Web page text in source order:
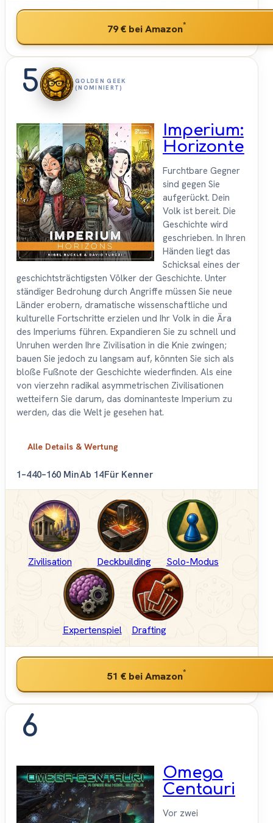
79 € bei Amazon*
5
GOLDEN GEEK
(NOMINIERT)
Imperium:
Horizonte
Furchtbare Gegner
sind gegen Sie
aufgerückt. Dein
Volk ist bereit. Die
Geschichte wird
geschrieben. In Ihren
Händen liegt das
Schicksal eines der
geschichtsträchtigsten Völker der Geschichte. Unter
ständiger Bedrohung durch Angriffe müssen Sie neue
Länder erobern, dramatische wissenschaftliche und
kulturelle Fortschritte erzielen und Ihr Volk in die Ära
des Imperiums führen. Expandieren Sie zu schnell und
Unruhen werden Ihre Zivilisation in die Knie zwingen;
bauen Sie jedoch zu langsam auf, könnten Sie sich als
bloße Fußnote der Geschichte wiederfinden. Als eine
von vierzehn radikal asymmetrischen Zivilisationen
wetteifern Sie darum, das dominanteste Imperium zu
werden, das die Welt je gesehen hat.
Alle Details & Wertung
1–440–160 MinAb 14Für Kenner
Zivilisation Deckbuilding Solo-Modus
Expertenspiel Drafting
51 € bei Amazon*
6
Omega
Centauri
Vor zwei